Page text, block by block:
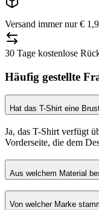
Versand immer nur €
30 Tage kostenlose
Häufig gestellte
Hat das T-Shirt eine
Ja, das T-Shirt verfügt
Vorderseite, die dem
Aus welchem Material
Von welcher Marke